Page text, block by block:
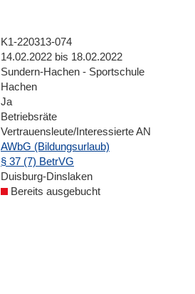
K1-220313-074
14.02.2022 bis 18.02.2022
Sundern-Hachen - Sportschule
Hachen
Ja
Betriebsräte
Vertrauensleute/Interessierte AN
AWbG (Bildungsurlaub)
§ 37 (7) BetrVG
Duisburg-Dinslaken
Bereits ausgebucht